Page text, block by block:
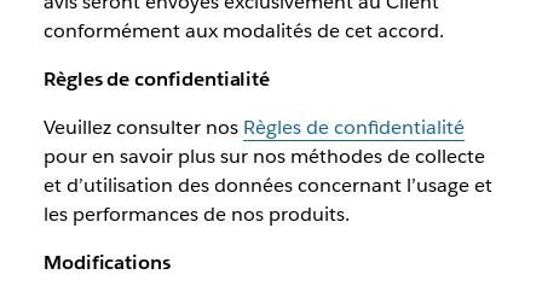
conformément aux modalités de cet accord.
Règles de confidentialité
Veuillez consulter nos Règles de confidentialité
pour en savoir plus sur nos méthodes de collecte
et d’utilisation des données concernant l’usage et
les performances de nos produits.
Modifications